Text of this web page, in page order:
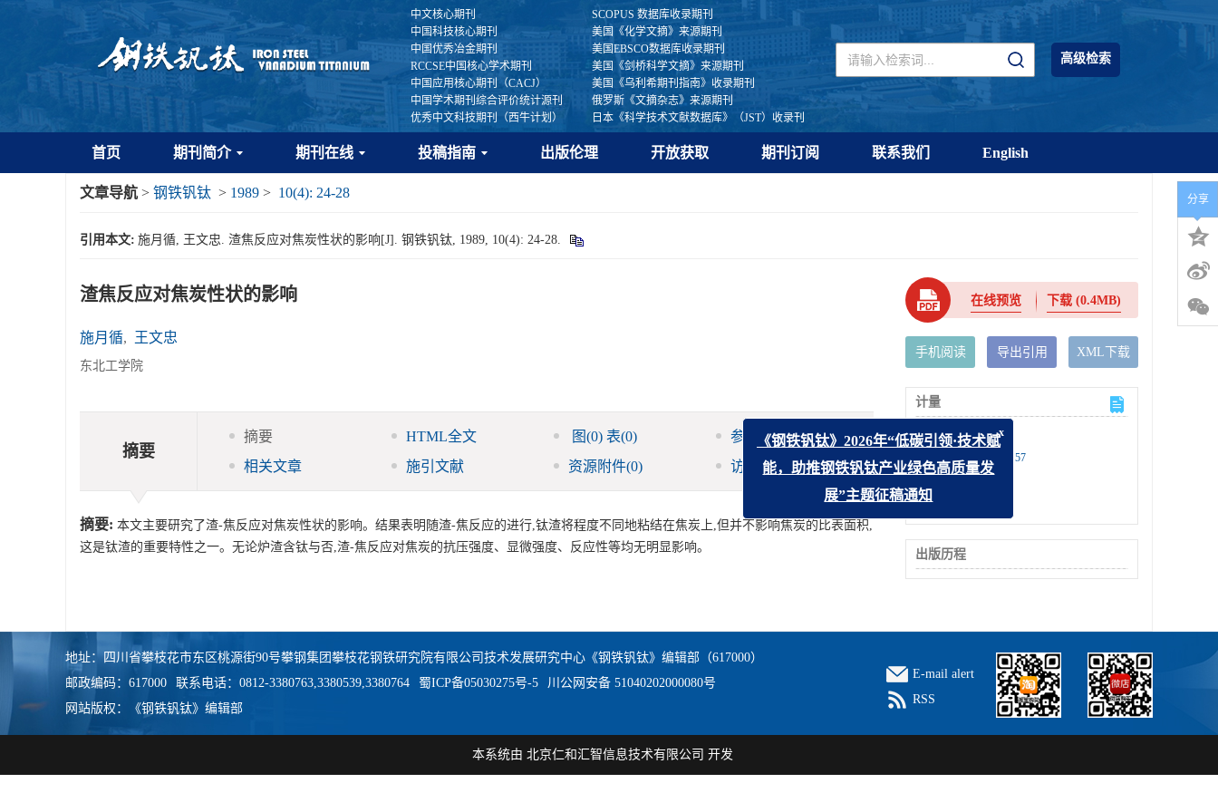
中文核心期刊
SCOPUS 数据库收录期刊
中国科技核心期刊
美国《化学文摘》来源期刊
中国优秀冶金期刊
美国EBSCO数据库收录期刊
RCCSE中国核心学术期刊
美国《剑桥科学文摘》来源期刊
中国应用核心期刊（CACJ）
美国《乌利希期刊指南》收录期刊
中国学术期刊综合评价统计源刊
俄罗斯《文摘杂志》来源期刊
优秀中文科技期刊（西牛计划）
日本《科学技术文献数据库》（JST）收录刊
高级检索
首页 期刊简介 期刊在线 投稿指南 出版伦理 开放获取 期刊订阅 联系我们 English
文章导航 > 钢铁钒钛 > 1989 > 10(4): 24-28
引用本文: 施月循, 王文忠. 渣焦反应对焦炭性状的影响[J]. 钢铁钒钛, 1989, 10(4): 24-28.
渣焦反应对焦炭性状的影响
施月循, 王文忠
东北工学院
摘要
摘要 HTML全文 图(0) 表(0) 参考文献(0)
相关文章
施引文献 资源附件(0) 访问统计
摘要: 本文主要研究了渣-焦反应对焦炭性状的影响。结果表明随渣-焦反应的进行,钛渣将程度不同地粘结在焦炭上,但并不影响焦炭的比表面积,
这是钛渣的重要特性之一。无论炉渣含钛与否,渣-焦反应对焦炭的抗压强度、显微强度、反应性等均无明显影响。
在线预览 下载(0.4MB)
手机阅读 导出引用 XML下载
计量
文章访问数:242
HTML全文浏览量:
57
出版历程
分享
地址：四川省攀枝花市东区桃源街90号攀钢集团攀枝花钢铁研究院有限公司技术发展研究中心《钢铁钒钛》编辑部（617000）
邮政编码：617000
联系电话：0812-3380763,3380539,3380764 蜀ICP备05030275号-5
川公网安备 51040202000080号
网站版权：《钢铁钒钛》编辑部
E-mail alert
RSS
本系统由 北京仁和汇智信息技术有限公司 开发
《钢铁钒钛》2026年“低碳引领·技术赋
能，助推钢铁钒钛产业绿色高质量发